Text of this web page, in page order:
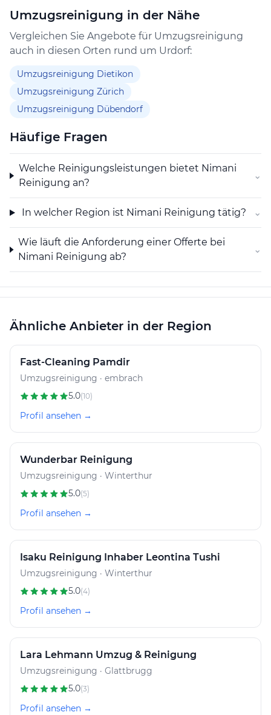
Umzugsreinigung in der Nähe
Vergleichen Sie Angebote für Umzugsreinigung
auch in diesen Orten rund um Urdorf:
Umzugsreinigung Dietikon
Umzugsreinigung Zürich
Umzugsreinigung Dübendorf
Häufige Fragen
Welche Reinigungsleistungen bietet Nimani
Reinigung an?
⌄
In welcher Region ist Nimani Reinigung tätig? ⌄
Wie läuft die Anforderung einer Offerte bei
Nimani Reinigung ab?
⌄
Ähnliche Anbieter in der Region
Fast-Cleaning Pamdir
Umzugsreinigung · embrach
5.0(10)
Profil ansehen →
Wunderbar Reinigung
Umzugsreinigung · Winterthur
5.0(5)
Profil ansehen →
Isaku Reinigung Inhaber Leontina Tushi
Umzugsreinigung · Winterthur
5.0(4)
Profil ansehen →
Lara Lehmann Umzug & Reinigung
Umzugsreinigung · Glattbrugg
5.0(3)
Profil ansehen →